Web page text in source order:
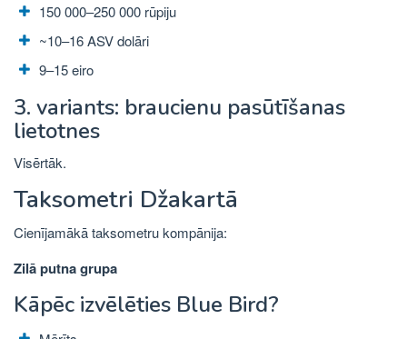
150 000–250 000 rūpiju
~10–16 ASV dolāri
9–15 eiro
3. variants: braucienu pasūtīšanas
lietotnes
Visērtāk.
Taksometri Džakartā
Cienījamākā taksometru kompānija:
Zilā putna grupa
Kāpēc izvēlēties Blue Bird?